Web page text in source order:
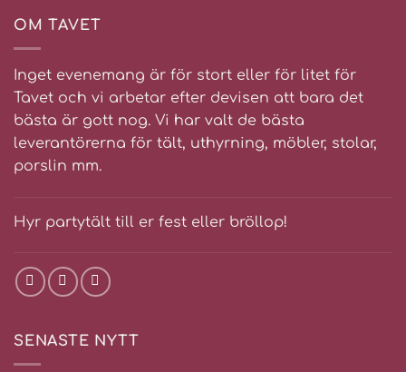
OM TAVET
Inget evenemang är för stort eller för litet för
Tavet och vi arbetar efter devisen att bara det
bästa är gott nog. Vi har valt de bästa
leverantörerna för tält, uthyrning, möbler, stolar,
porslin mm.
Hyr partytält till er fest eller bröllop!
SENASTE NYTT